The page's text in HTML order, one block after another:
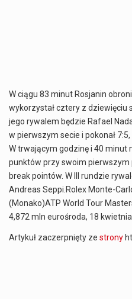
W ciągu 83 minut Rosjanin
wykorzystał cztery z dziewięciu
jego rywalem będzie Rafael
w pierwszym secie i pokonał
W trwającym godzinę i 40 minut
punktów przy swoim pierwszym
break pointów. W III rundzie
Andreas Seppi.Rolex Monte-
(Monako)ATP World Tour
4,872 mln eurośroda, 18 kwietnia
Artykuł zaczerpnięty ze strony